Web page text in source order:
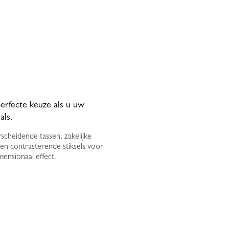
keuze als u uw
tassen, zakelijke
contrasterende stiksels voor
effect.